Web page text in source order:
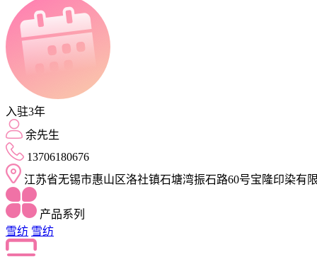
入驻3年
余先生
13706180676
江苏省无锡市惠山区洛社镇石塘湾振石路60号宝隆印染有
产品系列
雪纺 雪纺